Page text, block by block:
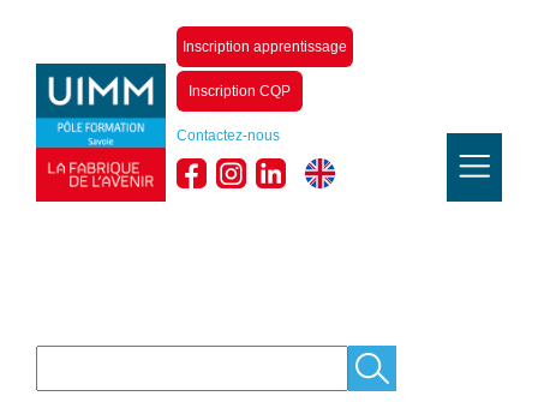
Inscription apprentissage
Inscription CQP
Contactez-nous